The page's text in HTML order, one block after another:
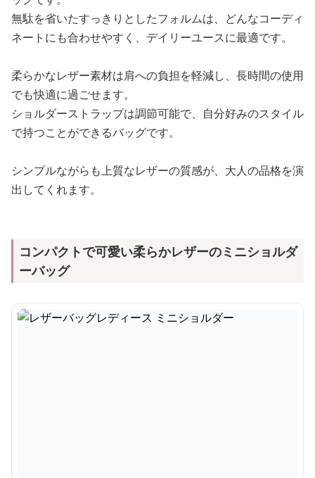
無駄を省いたすっきりとしたフォルムは、どんなコーディ
ネートにも合わせやすく、デイリーユースに最適です。
柔らかなレザー素材は肩への負担を軽減し、長時間の使用
でも快適に過ごせます。
ショルダーストラップは調節可能で、自分好みのスタイル
で持つことができるバッグです。
シンプルながらも上質なレザーの質感が、大人の品格を演
出してくれます。
コンパクトで可愛い柔らかレザーのミニショルダ
ーバッグ